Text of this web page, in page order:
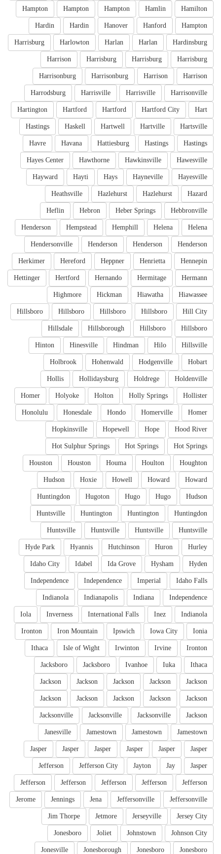
Hamilton
Hamlin
Hampton
Hampton
Hampton
Hampton
Hanford
Hanover
Hardin
Hardin
Hardinsburg
Harlan
Harlan
Harlowton
Harrisburg
Harrisburg
Harrisburg
Harrisburg
Harrison
Harrison
Harrison
Harrisonburg
Harrisonburg
Harrisonville
Harrisville
Harrisville
Harrodsburg
Hart
Hartford City
Hartford
Hartford
Hartington
Hartsville
Hartville
Hartwell
Haskell
Hastings
Hastings
Hastings
Hattiesburg
Havana
Havre
Hawesville
Hawkinsville
Hawthorne
Hayes Center
Hayesville
Hayneville
Hays
Hayti
Hayward
Hazard
Hazlehurst
Hazlehurst
Heathsville
Hebbronville
Heber Springs
Hebron
Heflin
Helena
Helena
Hemphill
Hempstead
Henderson
Henderson
Henderson
Henderson
Hendersonville
Hennepin
Henrietta
Heppner
Hereford
Herkimer
Hermann
Hermitage
Hernando
Hertford
Hettinger
Hiawassee
Hiawatha
Hickman
Highmore
Hill City
Hillsboro
Hillsboro
Hillsboro
Hillsboro
Hillsboro
Hillsboro
Hillsborough
Hillsdale
Hillsville
Hilo
Hindman
Hinesville
Hinton
Hobart
Hodgenville
Hohenwald
Holbrook
Holdenville
Holdrege
Hollidaysburg
Hollis
Hollister
Holly Springs
Holton
Holyoke
Homer
Homer
Homerville
Hondo
Honesdale
Honolulu
Hood River
Hope
Hopewell
Hopkinsville
Hot Springs
Hot Springs
Hot Sulphur Springs
Houghton
Houlton
Houma
Houston
Houston
Howard
Howard
Howell
Hoxie
Hudson
Hudson
Hugo
Hugo
Hugoton
Huntingdon
Huntingdon
Huntington
Huntington
Huntsville
Huntsville
Huntsville
Huntsville
Huntsville
Hurley
Huron
Hutchinson
Hyannis
Hyde Park
Hyden
Hysham
Ida Grove
Idabel
Idaho City
Idaho Falls
Imperial
Independence
Independence
Independence
Indiana
Indianapolis
Indianola
Indianola
Inez
International Falls
Inverness
Iola
Ionia
Iowa City
Ipswich
Iron Mountain
Ironton
Ironton
Irvine
Irwinton
Isle of Wight
Ithaca
Ithaca
Iuka
Ivanhoe
Jacksboro
Jacksboro
Jackson
Jackson
Jackson
Jackson
Jackson
Jackson
Jackson
Jackson
Jackson
Jackson
Jackson
Jacksonville
Jacksonville
Jacksonville
Jamestown
Jamestown
Jamestown
Janesville
Jasper
Jasper
Jasper
Jasper
Jasper
Jasper
Jasper
Jay
Jayton
Jefferson City
Jefferson
Jefferson
Jefferson
Jefferson
Jefferson
Jefferson
Jeffersonville
Jeffersonville
Jena
Jennings
Jerome
Jersey City
Jerseyville
Jetmore
Jim Thorpe
Johnson City
Johnstown
Joliet
Jonesboro
Jonesboro
Jonesboro
Jonesborough
Jonesville